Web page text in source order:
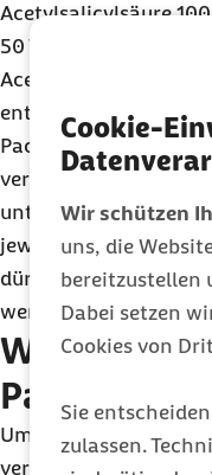
Cookie-
Wir schützen
uns, die
bereitzustellen
Dabei setzen
Cookies von
Sie
zulassen.
Acetylsalicylsäure
50 Tabletten,
Acetylsalicylsäure
enthält. „Welche
Packungsgrößen
verschiedenen
unterschiedlich sein.
jeweils größte
dürfen von
werden.“
Warum
Um den Sinn der
verstehen, muss